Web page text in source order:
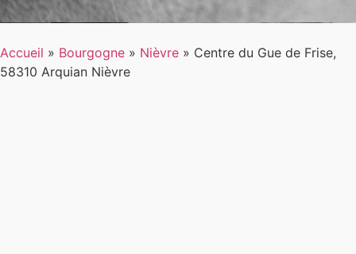
Accueil » Bourgogne » Nièvre » Centre du Gue de Frise,
58310 Arquian Nièvre